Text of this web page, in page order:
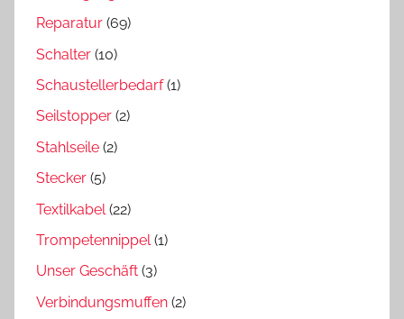
Reparatur (69)
Schalter (10)
Schaustellerbedarf(1)
Seilstopper (2)
Stahlseile (2)
Stecker (5)
Textilkabel (22)
Trompetennippel(1)
Unser Geschäft (3)
Verbindungsmuffen (2)